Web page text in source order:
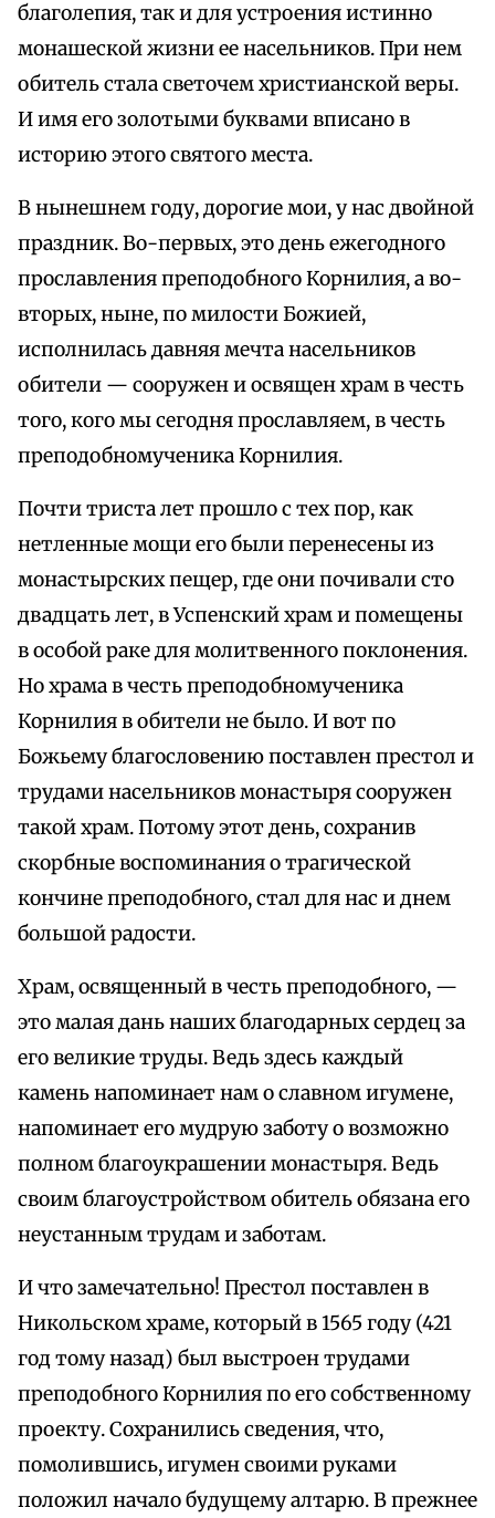
благолепия, так и для устроения истинно
монашеской жизни ее насельников. При нем
обитель стала светочем христианской веры.
И имя его золотыми буквами вписано в
историю этого святого места.
В нынешнем году, дорогие мои, у нас двойной
праздник. Во-первых, это день ежегодного
прославления преподобного Корнилия, а во-
вторых, ныне, по милости Божией,
исполнилась давняя мечта насельников
обители — сооружен и освящен храм в честь
того, кого мы сегодня прославляем, в честь
преподобномученика Корнилия.
Почти триста лет прошло с тех пор, как
нетленные мощи его были перенесены из
монастырских пещер, где они почивали сто
двадцать лет, в Успенский храм и помещены
в особой раке для молитвенного поклонения.
Но храма в честь преподобномученика
Корнилия в обители не было. И вот по
Божьему благословению поставлен престол и
трудами насельников монастыря сооружен
такой храм. Потому этот день, сохранив
скорбные воспоминания о трагической
кончине преподобного, стал для нас и днем
большой радости.
Храм, освященный в честь преподобного, —
это малая дань наших благодарных сердец за
его великие труды. Ведь здесь каждый
камень напоминает нам о славном игумене,
напоминает его мудрую заботу о возможно
полном благоукрашении монастыря. Ведь
своим благоустройством обитель обязана его
неустанным трудам и заботам.
И что замечательно! Престол поставлен в
Никольском храме, который в 1565 году (421
год тому назад) был выстроен трудами
преподобного Корнилия по его собственному
проекту. Сохранились сведения, что,
помолившись, игумен своими руками
положил начало будущему алтарю. В прежнее